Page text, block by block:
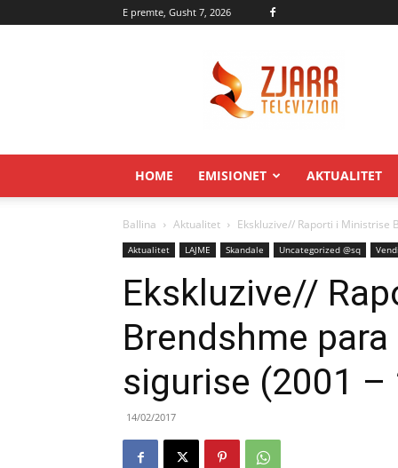
E premte, Gusht 7, 2026
HOME EMISIONET AKTUALITET
Ballina Aktualitet Ekskluzive// Raporti i Ministrise
Aktualitet LAJME Skandale Uncategorized @sq
Ekskluzive//
Brendshme
sigurise (2001 –
14/02/2017